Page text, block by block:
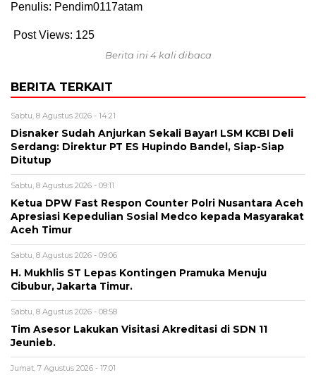
Penulis: Pendim0117atam
Post Views: 125
Berita ini 4 kali dibaca
BERITA TERKAIT
Sabtu, 8 Agustus 2026 - 14:21
Disnaker Sudah Anjurkan Sekali Bayar! LSM KCBI Deli
Serdang: Direktur PT ES Hupindo Bandel, Siap-Siap
Ditutup
Sabtu, 8 Agustus 2026 - 09:11
Ketua DPW Fast Respon Counter Polri Nusantara Aceh
Apresiasi Kepedulian Sosial Medco kepada Masyarakat
Aceh Timur
Sabtu, 8 Agustus 2026 - 09:06
H. Mukhlis ST Lepas Kontingen Pramuka Menuju
Cibubur, Jakarta Timur.
Sabtu, 8 Agustus 2026 - 08:58
Tim Asesor Lakukan Visitasi Akreditasi di SDN 11
Jeunieb.
Jumat, 7 Agustus 2026 - 17:01